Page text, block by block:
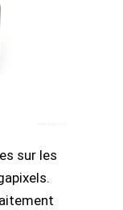
sur les